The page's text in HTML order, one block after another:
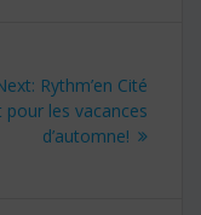
Next
post:
Rythm’en Cité
pour les vacances
d’automne!